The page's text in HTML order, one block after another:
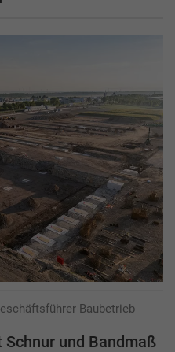
Baubetrieb
und Bandmaß